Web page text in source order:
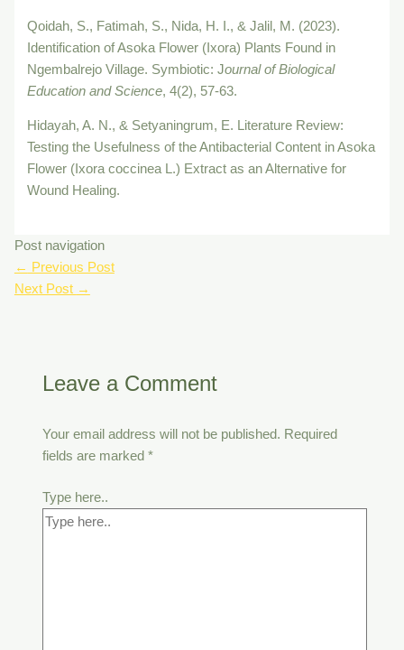
Qoidah, S., Fatimah, S., Nida, H. I., & Jalil, M. (2023).
Identification of Asoka Flower (Ixora) Plants Found in
Ngembalrejo Village. Symbiotic: Journal of Biological
Education and Science, 4(2), 57-63.
Hidayah, A. N., & Setyaningrum, E. Literature Review:
Testing the Usefulness of the Antibacterial Content in Asoka
Flower (Ixora coccinea L.) Extract as an Alternative for
Wound Healing.
Post navigation
← Previous Post
Next Post →
Leave a Comment
Your email address will not be published. Required
fields are marked*
Type here..